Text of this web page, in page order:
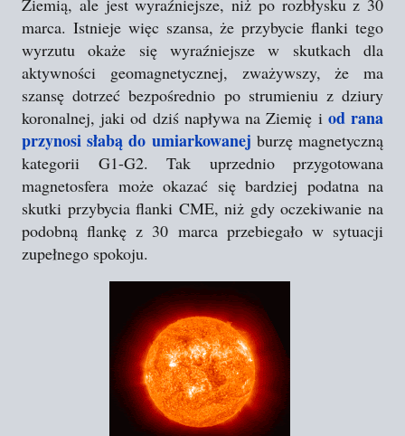
Ziemią, ale jest wyraźniejsze, niż po rozbłysku z 30
marca. Istnieje więc szansa, że przybycie flanki tego
wyrzutu okaże się wyraźniejsze w skutkach dla
aktywności geomagnetycznej, zważywszy, że ma
szansę dotrzeć bezpośrednio po strumieniu z dziury
koronalnej, jaki od dziś napływa na Ziemię i od rana
przynosi słabą do umiarkowanej burzę magnetyczną
kategorii G1-G2. Tak uprzednio przygotowana
magnetosfera może okazać się bardziej podatna na
skutki przybycia flanki CME, niż gdy oczekiwanie na
podobną flankę z 30 marca przebiegało w sytuacji
zupełnego spokoju.